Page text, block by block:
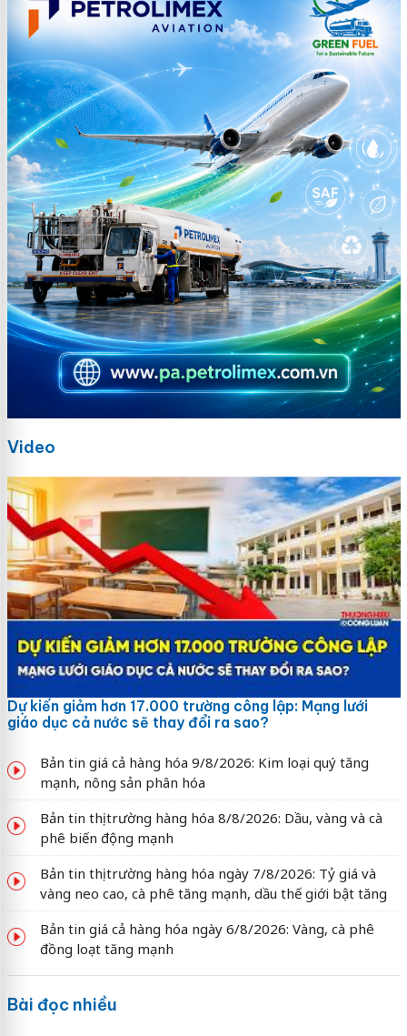
Video
Dự kiến giảm hơn 17.000 trường công lập: Mạng lưới
giáo dục cả nước sẽ thay đổi ra sao?
Bản tin giá cả hàng hóa 9/8/2026: Kim loại quý tăng
mạnh, nông sản phân hóa
Bản tin thị trường hàng hóa 8/8/2026: Dầu, vàng và cà
phê biến động mạnh
Bản tin thị trường hàng hóa ngày 7/8/2026: Tỷ giá và
vàng neo cao, cà phê tăng mạnh, dầu thế giới bật tăng
Bản tin giá cả hàng hóa ngày 6/8/2026: Vàng, cà phê
đồng loạt tăng mạnh
Bài đọc nhiều